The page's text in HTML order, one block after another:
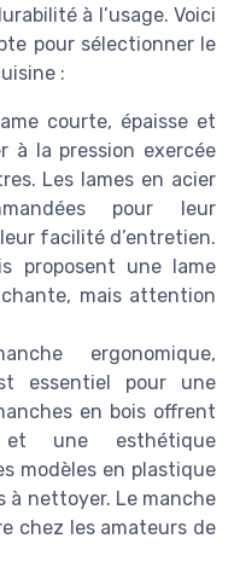
à l’usage. Voici
pour sélectionner le
:
courte, épaisse et
à la pression exercée
Les lames en acier
pour leur
facilité d’entretien.
proposent une lame
mais attention
ergonomique,
essentiel pour une
en bois offrent
une esthétique
modèles en plastique
à nettoyer. Le manche
chez les amateurs de